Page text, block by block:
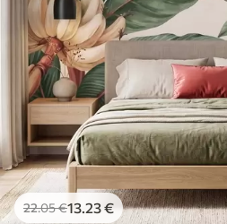
22.05€13.23€